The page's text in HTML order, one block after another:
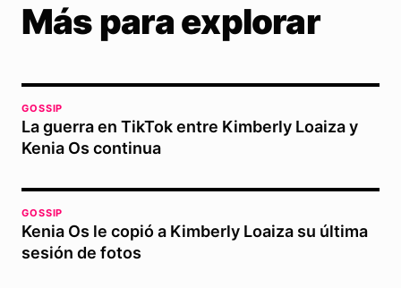
Más para explorar
GOSSIP
La guerra en TikTok entre Kimberly Loaiza y
Kenia Os continua
GOSSIP
Kenia Os le copió a Kimberly Loaiza su última
sesión de fotos